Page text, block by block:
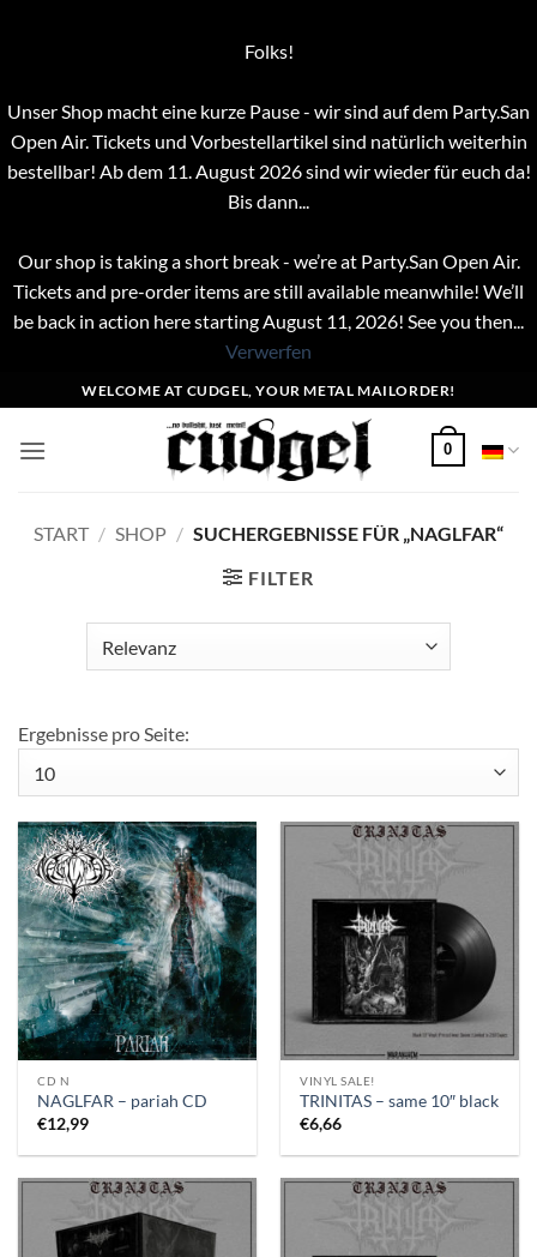
Folks!
Unser Shop macht eine kurze Pause - wir sind auf dem Party.San
Open Air. Tickets und Vorbestellartikel sind natürlich weiterhin
bestellbar! Ab dem 11. August 2026 sind wir wieder für euch da!
Bis dann...
Our shop is taking a short break - we’re at Party.San Open Air.
Tickets and pre-order items are still available meanwhile! We’ll
be back in action here starting August 11, 2026! See you then...
Verwerfen
Inhalt
springen
WELCOME AT CUDGEL, YOUR METAL MAILORDER!
0
START / SHOP / SUCHERGEBNISSE FÜR „NAGLFAR“
FILTER
Ergebnisse pro Seite:
CD N
NAGLFAR – pariah CD
€12,99
VINYL SALE!
TRINITAS – same 10″ black
€6,66